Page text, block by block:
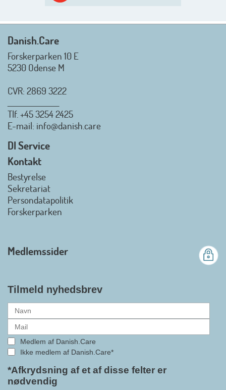
sommerlukket i uge 29 + 30.
Mvh. Anders, Helle og Malthe
Danish.Care - Branchen for
hjælpemidler og
Danish.Care fra den 01. juli 2026
officielt kan kalde sig for
medlemsforening i DI - Dansk
gennemslagskraft og skabe
hjælpemidler samt give
medlemmerne adgang til en
alle formaliteterne nu er på plads
i samarbejdet mellem
Danish.Care og DI glæder
bestyrelsesleder i Danish.Care,
Claus Ipsen. Han betragter
Danish.Care
Forskerparken 10 E
5230 Odense M
CVR: 2869 3222
Tlf. +45 3254 2425
E-mail: info@danish.care
DI Service
Kontakt
Bestyrelse
Sekretariat
Persondatapolitik
Forskerparken
Medlemssider
Tilmeld nyhedsbrev
Medlem af Danish.Care
Ikke medlem af Danish.Care*
*Afkrydsning af et af disse felter er
nødvendig